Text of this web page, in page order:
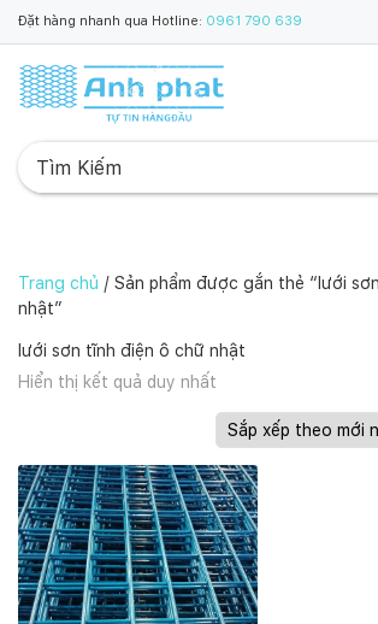
Đặt hàng nhanh qua Hotline: 0961 790 639
Trang chủ / Sản phẩm được gắn thẻ “lưới
nhật”
lưới sơn tĩnh điện ô chữ nhật
Hiển thị kết quả duy nhất